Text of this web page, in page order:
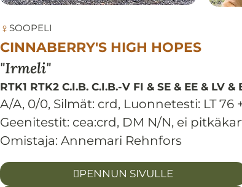
♀ SOOPELI
CINNABERRY'S HIGH HOPES
Irmeli
RTK1 RTK2 C.I.B. C.I.B.-V FI & SE & EE & LV
A/A, 0/0, Silmät: crd, Luonnetesti: LT 76
Geenitestit: cea:crd, DM N/N, ei
Omistaja: Annemari Rehnfors
PENNUN SIVULLE